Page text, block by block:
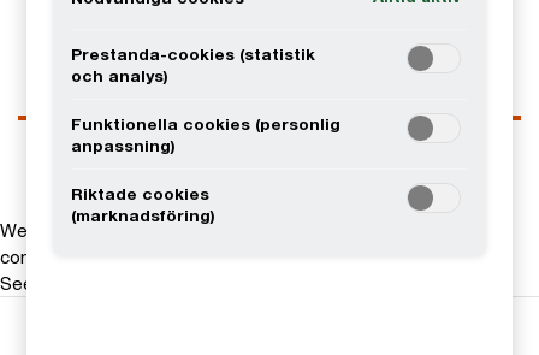
LinkedIn
We help you meet tomorrow’s tech demands
compete at a speed that rewrites the rules
See how
Prestanda-cookies (statistik
och analys)
Funktionella cookies (personlig
anpassning)
Riktade cookies
(marknadsföring)